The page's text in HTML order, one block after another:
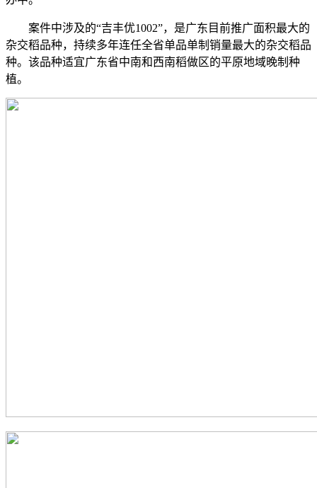
案件中涉及的“吉丰优1002”，是广东目前推广面积最大的
杂交稻品种，持续多年连任全省单品单制销量最大的杂交稻品
种。该品种适宜广东省中南和西南稻做区的平原地域晚制种
植。